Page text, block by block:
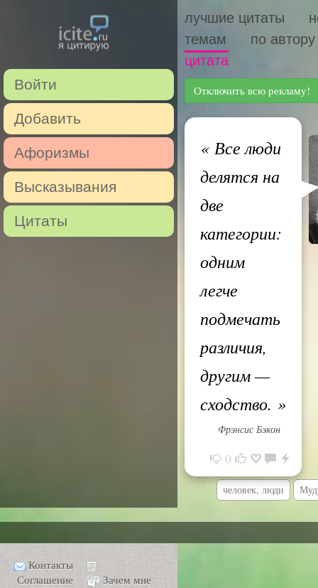
Войти
Добавить
Афоризмы
Высказывания
Цитаты
лучшие цитаты
темам
по автору
цитата
Отключить всю рекламу!
«Все люди
делятся на
две
категории:
одним
легче
подмечать
различия,
другим —
сходство. »
Фрэнсис Бэкон
0
человек, люди
Контакты
Соглашение
Зачем мне